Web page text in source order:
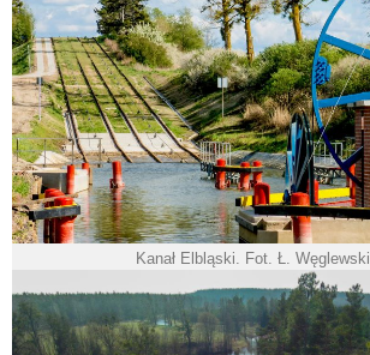
Kanał Elbląski. Fot. Ł. Węglewski